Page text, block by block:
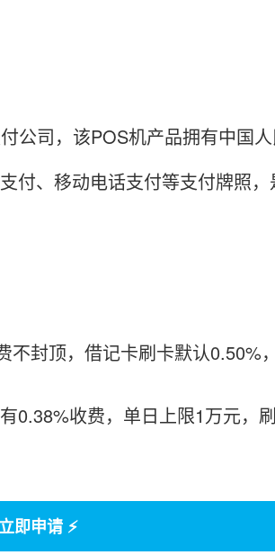
公司，该POS机产品拥有中国
付、移动电话支付等支付牌照
封顶，借记卡刷卡默认0.50%
0.38%收费，单日上限1万元，
即申请 ⚡